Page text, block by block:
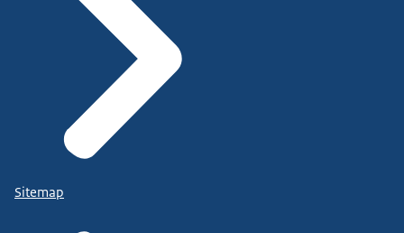
Sitemap